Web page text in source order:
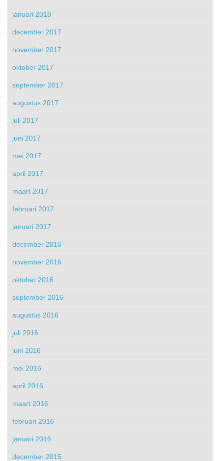
januari 2018
december 2017
november 2017
oktober 2017
september 2017
augustus 2017
juli 2017
juni 2017
mei 2017
april 2017
maart 2017
februari 2017
januari 2017
december 2016
november 2016
oktober 2016
september 2016
augustus 2016
juli 2016
juni 2016
mei 2016
april 2016
maart 2016
februari 2016
januari 2016
december 2015